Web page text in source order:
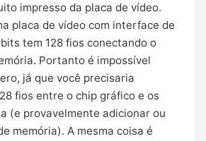
impresso da placa de vídeo.
placa de vídeo com interface de
tem 128 fios conectando o
Portanto é impossível
já que você precisaria
fios entre o chip gráfico e os
(e provavelmente adicionar ou
memória). A mesma coisa é